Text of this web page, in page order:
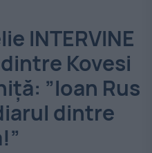
INTERVINE
Kovesi
”Ioan Rus
dintre